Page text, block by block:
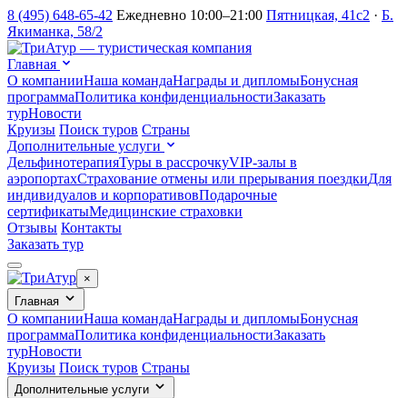
8 (495) 648-65-42 Ежедневно 10:00–21:00 Пятницкая, 41с2 · Б.
Якиманка, 58/2
Главная
О компанииНаша командаНаграды и дипломыБонусная
программаПолитика конфиденциальностиЗаказать
турНовости
Круизы Поиск туров Страны
Дополнительные услуги
ДельфинотерапияТуры в рассрочкуVIP-залы в
аэропортахСтрахование отмены или прерывания поездкиДля
индивидуалов и корпоративовПодарочные
сертификатыМедицинские страховки
Отзывы Контакты
Заказать тур
×
Главная
О компанииНаша командаНаграды и дипломыБонусная
программаПолитика конфиденциальностиЗаказать
турНовости
Круизы Поиск туров Страны
Дополнительные услуги